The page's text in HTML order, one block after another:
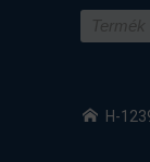
H-